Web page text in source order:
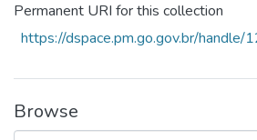
Permanent URI for this collection
https://dspace.pm.go.gov.br/
Browse